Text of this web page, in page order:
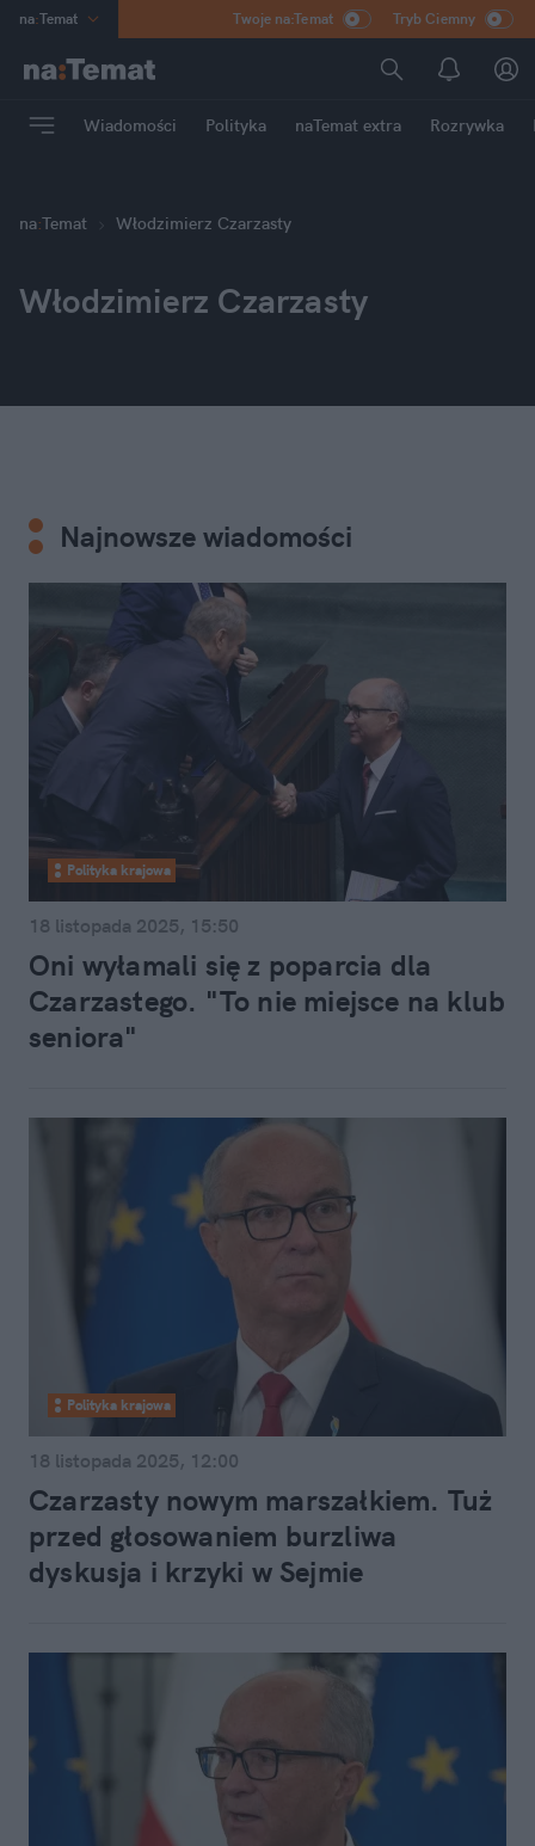
na:Temat
Poland
mama
Rozrywka
Twoje na:Temat Tryb Ciemny
Wiadomości Polityka naTemat extra Rozrywka
na:Temat Włodzimierz Czarzasty
Włodzimierz Czarzasty
Najnowsze wiadomości
Polityka krajowa
18 listopada 2025, 15:50
Oni wyłamali się z poparcia dla
Czarzastego. "To nie miejsce na klub
seniora"
Polityka krajowa
18 listopada 2025, 12:00
Czarzasty nowym marszałkiem. Tuż
przed głosowaniem burzliwa
dyskusja i krzyki w Sejmie